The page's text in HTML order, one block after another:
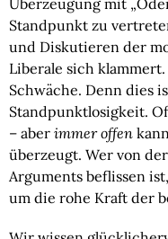
Überzeugung mit
Standpunkt zu
und Diskutieren der
Liberale sich
Schwäche. Denn dies
Standpunktlosigkeit.
– aber immer offen
überzeugt. Wer von
Arguments beflissen
um die rohe Kraft der